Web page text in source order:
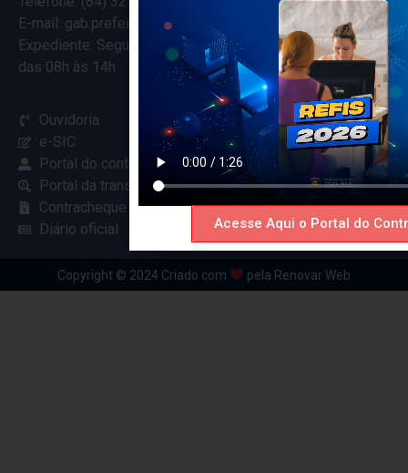
E-mail: gab.prefeitocearamirim@gmail.com
Expediente: Segunda à Sexta
das 08h às 14h
Ouvidoria
e-SIC
Portal do contribuinte
Portal da transparência
Contracheque online
Diário oficial
Copyright © 2024 Criado com pela Renovar Web
Acesse Aqui o Portal do